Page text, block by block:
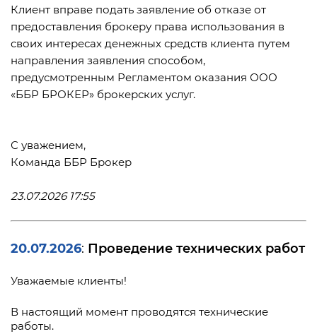
Клиент вправе подать заявление об отказе от
предоставления брокеру права использования в
своих интересах денежных средств клиента путем
направления заявления способом,
предусмотренным Регламентом оказания ООО
«ББР БРОКЕР» брокерских услуг.
С уважением,
Команда ББР Брокер
23.07.2026 17:55
20.07.2026: Проведение технических работ
Уважаемые клиенты!
В настоящий момент проводятся технические
работы.